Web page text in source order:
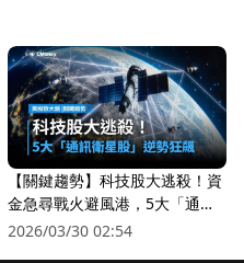
【關鍵趨勢】科技股大逃殺！資
金急尋戰火避風港，5大「通訊
衛星股」逆勢狂飆
2026/03/30 02:54